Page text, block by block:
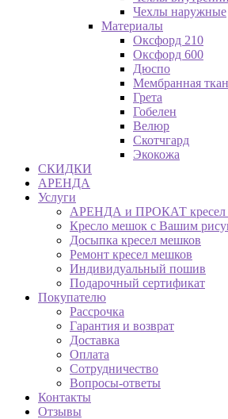
Чехлы наружные
Материалы
Оксфорд 210
Оксфорд 600
Дюспо
Мембранная
Грета
Гобелен
Велюр
Скотчгард
Экокожа
СКИДКИ
АРЕНДА
Услуги
АРЕНДА и ПРОКАТ кресел
Кресло мешок с Вашим
Досыпка кресел мешков
Ремонт кресел мешков
Индивидуальный пошив
Подарочный сертификат
Покупателю
Рассрочка
Гарантия и возврат
Доставка
Оплата
Сотрудничество
Вопросы-ответы
Контакты
Отзывы